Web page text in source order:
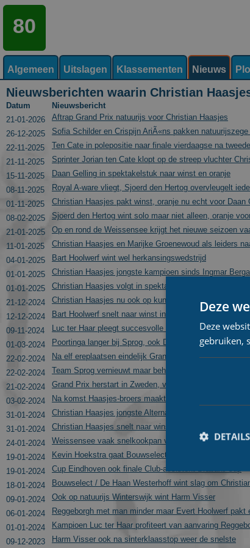
80
Algemeen Uitslagen Klassementen Nieuws
Nieuwsberichten waarin Christian
Datum
Nieuwsbericht
21-01-2026
Aftrap Grand Prix natuurijs voor Christian Haasjes
26-12-2025
Sofia Schilder en Crispijn AriÃ«ns pakken
22-11-2025
Ten Cate in polepositie naar finale vierdaagse na
21-11-2025
Sprinter Jorian ten Cate klopt op de streep vluchter
15-11-2025
Daan Gelling in spektakelstuk naar winst en oranje
08-11-2025
Royal A-ware vliegt, Sjoerd den Hertog overvleugelt
01-11-2025
Christian Haasjes pakt winst, oranje nu echt voor Daan
08-02-2025
Sjoerd den Hertog wint solo maar niet alleen, oranje
21-01-2025
Op en rond de Weissensee krijgt het nieuwe seizoen
11-01-2025
Christian Haasjes en Marijke Groenewoud als leiders
04-01-2025
Bart Hoolwerf wint wel herkansingswedstrijd
01-01-2025
Christian Haasjes jongste kampioen sinds Ingmar Berga
01-01-2025
Christian Haasjes volgt in spektakelstuk ploeggenoot op
21-12-2024
Christian Haasjes nu ook op kunstijs winnaar
12-12-2024
Bart Hoolwerf snelt naar winst in De Vier van Noord-
09-11-2024
Luc ter Haar pleegt succesvolle coup in spektakelstuk
01-03-2024
Poortinga langer bij Sprog, ook De la Porte versterkt
22-02-2024
Na elf ereplaatsen eindelijk Grand Prixwinst voor Jordy
22-02-2024
Team Sprog vernieuwt maar behoudt Chiel Smit
21-02-2024
Grand Prix herstart in Zweden, vanaf 9 uur livestream
03-02-2024
Na komst Haasjes-broers maakt Niels Overvoorde
31-01-2024
Christian Haasjes jongste Alternatieve Elfstedentocht-
31-01-2024
Christian Haasjes snelt naar winst in Alternatieve
24-01-2024
Weissensee vaak snelkookpan voor transfers; dit weten
19-01-2024
Kevin Hoekstra gaat Bouwselect / De Haan Westerhoff
19-01-2024
Cup Eindhoven ook finale Club-assistent Brabant Cup
18-01-2024
Bouwselect / De Haan Westerhoff wint slag om
09-01-2024
Ook op natuurijs Winterswijk wint Harm Visser
06-01-2024
Reggeborgh met man minder maar Evert Hoolwerf pakt
01-01-2024
Kampioen Luc ter Haar profiteert van aanvaring
09-12-2023
Harm Visser ook na sinterklaasstop weer de snelste
Deze
Deze
gebruiken,
niet worden